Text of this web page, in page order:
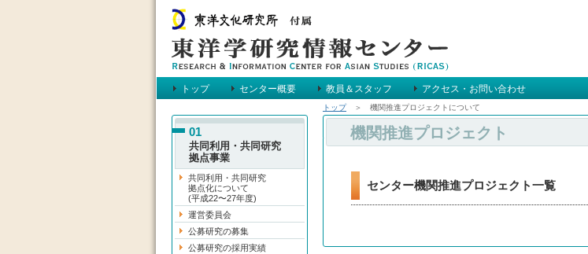
トップ センター概要 教員＆スタッフ アクセス・お問い合わせ
メインメニュー
01
共同利用・共同研究
拠点事業
共同利用・共同研究
拠点化について
(平成22〜27年度)
運営委員会
公募研究の募集
公募研究の採用実績
トップ＞ 機関推進プロジェクトについて
機関推進プロジェクト
センター機関推進プロジェクト一覧